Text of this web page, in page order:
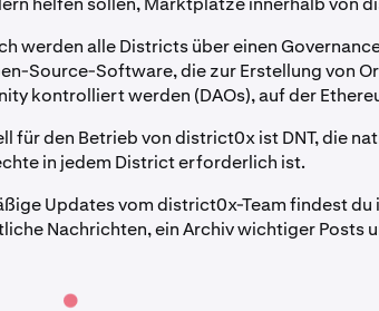
werden alle Districts über einen
Source-Software, die zur Erstellung von
kontrolliert werden (DAOs), auf der
für den Betrieb von district0x ist DNT, die
in jedem District erforderlich ist.
Updates vom district0x-Team findest du
Nachrichten, ein Archiv wichtiger Posts